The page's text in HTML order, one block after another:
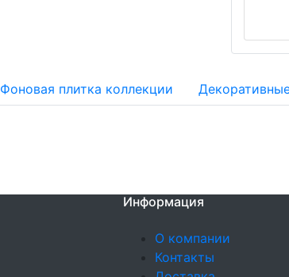
Фоновая плитка коллекции
Информация
О компании
Контакты